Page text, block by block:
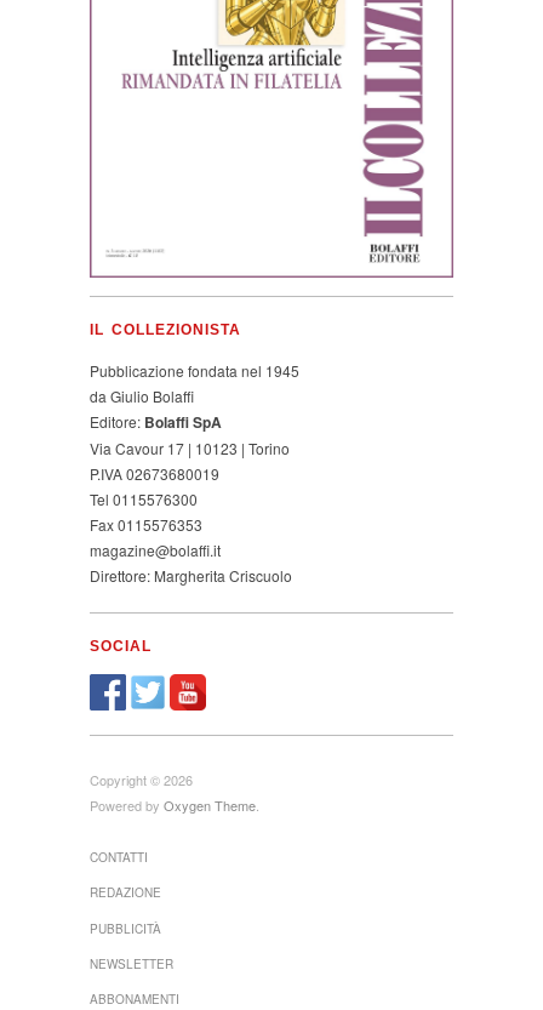
IL COLLEZIONISTA
Pubblicazione fondata nel 1945
da Giulio Bolaffi
Editore: Bolaffi SpA
Via Cavour 17 | 10123 | Torino
P.IVA 02673680019
Tel 0115576300
Fax 0115576353
magazine@bolaffi.it
Direttore: Margherita Criscuolo
SOCIAL
Copyright © 2026
Powered by Oxygen Theme
CONTATTI
REDAZIONE
PUBBLICITÀ
NEWSLETTER
ABBONAMENTI